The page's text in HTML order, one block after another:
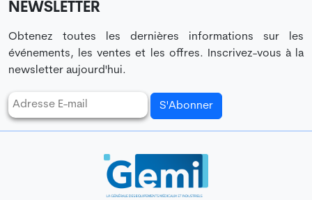
NEWSLETTER
Obtenez toutes les dernières informations sur les
événements, les ventes et les offres. Inscrivez-vous à la
newsletter aujourd'hui.
S'Abonner